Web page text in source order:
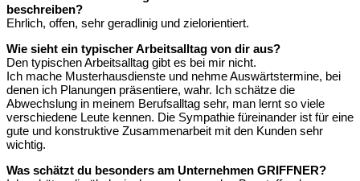
beschreiben?
Ehrlich, offen, sehr geradlinig und zielorientiert.
Wie sieht ein typischer Arbeitsalltag von dir aus?
Den typischen Arbeitsalltag gibt es bei mir nicht.
Ich mache Musterhausdienste und nehme Auswärtstermine, bei
denen ich Planungen präsentiere, wahr. Ich schätze die
Abwechslung in meinem Berufsalltag sehr, man lernt so viele
verschiedene Leute kennen. Die Sympathie füreinander ist für eine
gute und konstruktive Zusammenarbeit mit den Kunden sehr
wichtig.
Was schätzt du besonders am Unternehmen GRIFFNER?